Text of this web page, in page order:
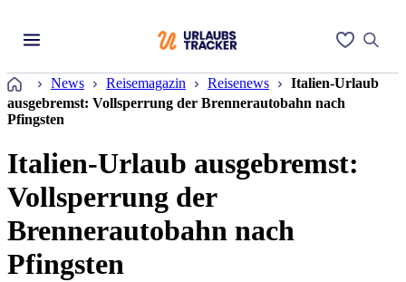
Startseite
News Reisemagazin Reisenews
Italien-Urlaub
ausgebremst: Vollsperrung der Brennerautobahn nach
Pfingsten
Italien-Urlaub ausgebremst:
Vollsperrung der
Brennerautobahn nach
Pfingsten